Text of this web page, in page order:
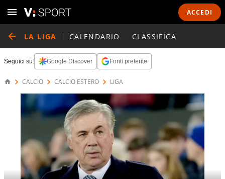
ACCEDI
LA LIGA CALENDARIO CLASSIFICA
Seguici su: Google Discover Fonti preferite
CALCIO CALCIO ESTERO LIGA